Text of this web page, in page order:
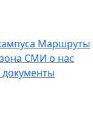
Маршруты
СМИ о нас